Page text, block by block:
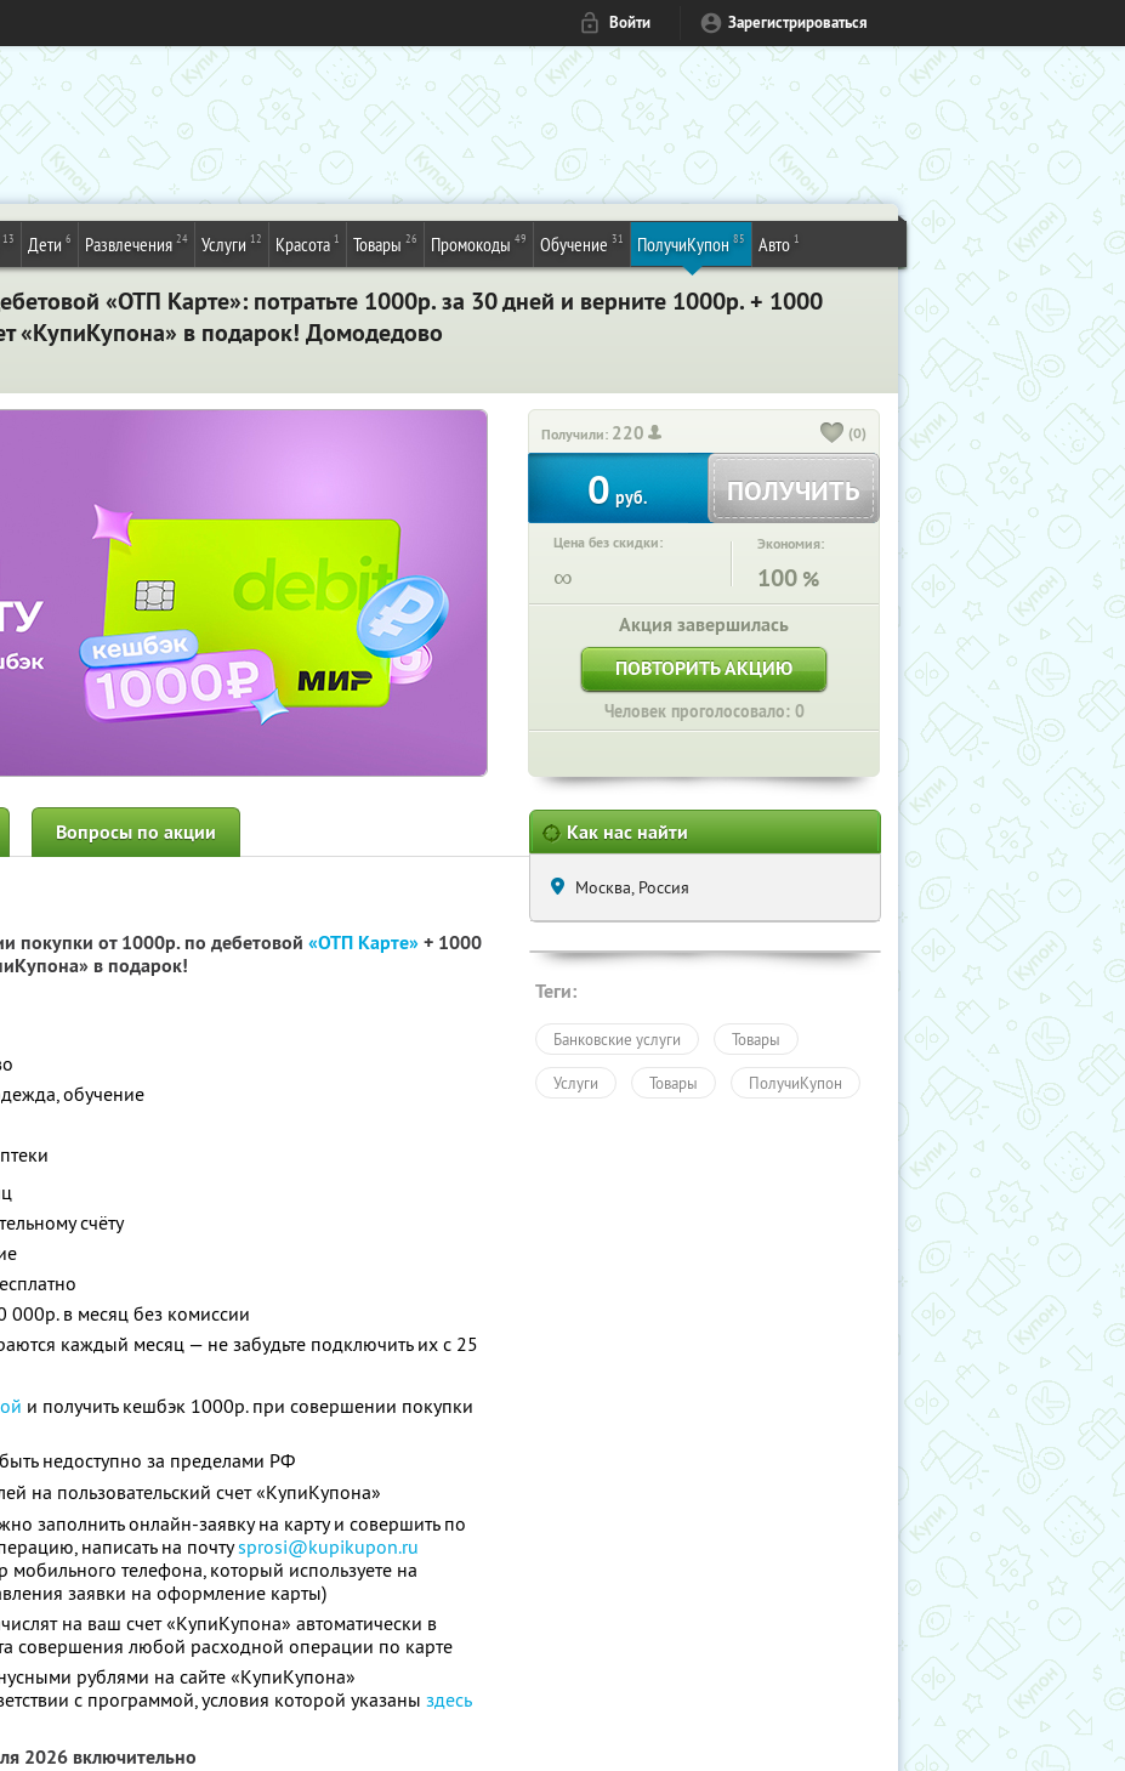
Войти Зарегистрироваться
13 Дети 6 Развлечения 24 Услуги 12 Красота 1 Товары 26 Промокоды 49 Обучение 31 ПолучиКупон 85 Авто 1
«ОТП Карте»: потратьте 1000р. за 30 дней и верните 1000р. + 1000
«КупиКупона» в подарок! Домодедово
Получили: 220 (0)
0 руб. ПОЛУЧИТЬ
Цена без скидки:
∞
Экономия:
100 %
Акция завершилась
ПОВТОРИТЬ АКЦИЮ
Человек проголосовало: 0
Вопросы по акции
покупки от 1000р. по дебетовой «ОТП Карте»+ 1000
в подарок!
обучение
счёту
000р. в месяц без комиссии
каждый месяц — не забудьте подключить их с 25
и получить кешбэк 1000р. при совершении покупки
недоступно за пределами РФ
на пользовательский счет «КупиКупона»
заполнить онлайн-заявку на карту и совершить по
написать на почтуsprosi@kupikupon.ru
телефона, который используете на
заявки на оформление карты)
на ваш счет «КупиКупона» автоматически в
совершения любой расходной операции по карте
рублями на сайте «КупиКупона»
с программой, условия которой указаны здесь
2026 включительно
Как нас найти
Москва, Россия
Теги:
Банковские услуги Товары
Услуги Товары ПолучиКупон